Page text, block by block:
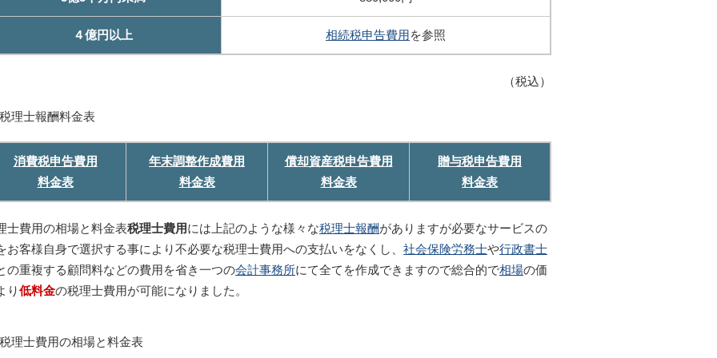
４億円以上 相続税申告費用を参照
（税込）
税理士報酬料金表
消費税申告費用
料金表
年末調整作成費用
料金表
償却資産税申告費用
料金表
贈与税申告費用
料金表
士費用の相場と料金表税理士費用には上記のような様々な税理士報酬がありますが必要なサービスの
お客様自身で選択する事により不必要な税理士費用への支払いをなくし、 社会保険労務士や行政書士
の重複する顧問料などの費用を省き一つの会計事務所にて全てを作成できますので総合的で相場の価
り低料金の税理士費用が可能になりました。
税理士費用の相場と料金表